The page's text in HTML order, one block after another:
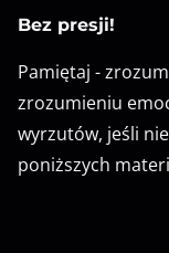
Bez presji!
Pamiętaj -
zrozumieniu
wyrzutów, jeśli
poniższych